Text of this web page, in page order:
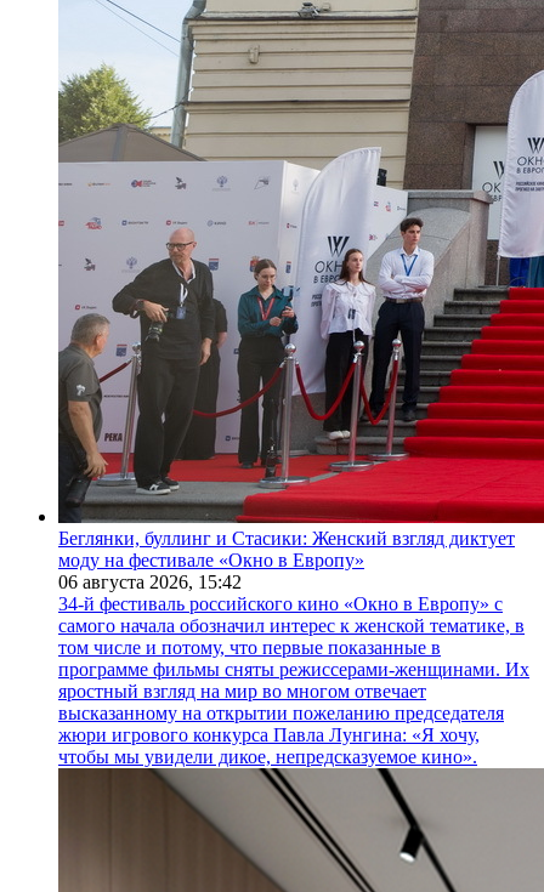
Беглянки, буллинг и Стасики: Женский взгляд диктует
моду на фестивале «Окно в Европу»
06 августа 2026, 15:42
34-й фестиваль российского кино «Окно в Европу» с
самого начала обозначил интерес к женской тематике, в
том числе и потому, что первые показанные в
программе фильмы сняты режиссерами-женщинами. Их
яростный взгляд на мир во многом отвечает
высказанному на открытии пожеланию председателя
жюри игрового конкурса Павла Лунгина: «Я хочу,
чтобы мы увидели дикое, непредсказуемое кино».